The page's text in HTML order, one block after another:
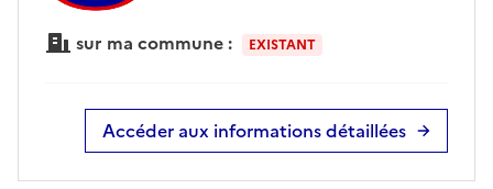
sur ma commune : EXISTANT
Accéder aux informations détaillées